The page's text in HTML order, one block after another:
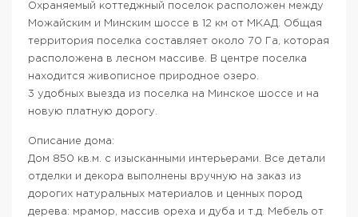
Охраняемый коттеджный поселок расположен между
Можайским и Минским шоссе в 12 км от МКАД. Общая
территория поселка составляет около 70 Га, которая
расположена в лесном массиве. В центре поселка
находится живописное природное озеро.
3 удобных выезда из поселка на Минское шоссе и на
новую платную дорогу.
Описание дома:
Дом 850 кв.м. с изысканными интерьерами. Все детали
отделки и декора выполнены вручную на заказ из
дорогих натуральных материалов и ценных пород
дерева: мрамор, массив ореха и дуба и т.д. Мебель от